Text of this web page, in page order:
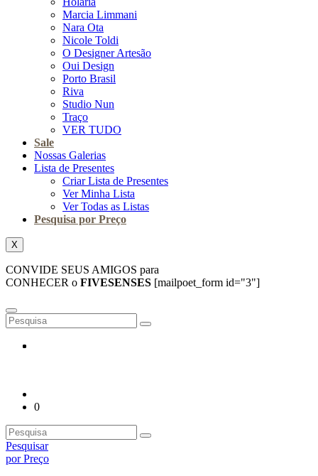
Marcia Limmani
Nara Ota
Nicole Toldi
O Designer Artesão
Oui Design
Porto Brasil
Riva
Studio Nun
Traço
VER TUDO
Sale
Nossas Galerias
Lista de Presentes
Criar Lista de Presentes
Ver Minha Lista
Ver Todas as Listas
Pesquisa por Preço
X
CONVIDE SEUS AMIGOS para
CONHECER o FIVESENSES [mailpoet_form id="3"]
0
Pesquisar
por Preço